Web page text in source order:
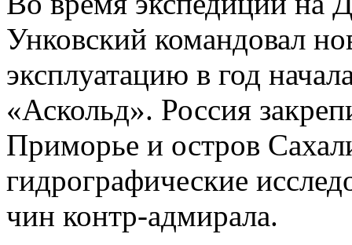
Унковский командовал
эксплуатацию в год
«Аскольд». Россия
Приморье и остров
гидрографические
чин контр-адмирала.